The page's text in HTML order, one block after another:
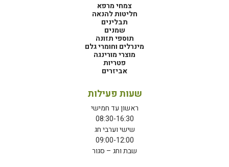
צמחי מרפא
חליטות להנאה
תבלינים
שמנים
תוספי תזונה
מינרלים וחומרי גלם
מוצרי מורינגה
פטריות
אביזרים
שעות פעילות
ראשון עד חמישי
08:30-16:30
שישי וערבי חג
09:00-12:00
שבת וחג – סגור